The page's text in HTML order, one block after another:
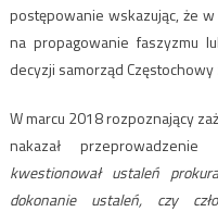
postępowanie wskazując, że
na propagowanie faszyzmu
decyzji samorząd Częstochowy
W marcu 2018 rozpoznający
nakazał
kwestionował ustaleń
dokonanie ustaleń, czy